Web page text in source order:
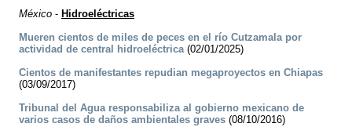
México - Hidroeléctricas
Mueren cientos de miles de peces en el río Cutzamala por
actividad de central hidroeléctrica(02/01/2025)
Cientos de manifestantes repudian megaproyectos en Chiapas
(03/09/2017)
Tribunal del Agua responsabiliza al gobierno mexicano de
varios casos de daños ambientales graves (08/10/2016)